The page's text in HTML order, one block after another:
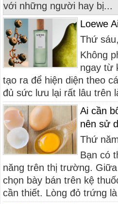
với những người hay bị...
Loewe
Thứ
Không
ngay từ
tạo ra để hiện diện theo
đủ sức lưu lại rất lâu trên
Ai cần
nên sử
Thứ
Bạn có
năng trên thị trường.
chọn bày bán trên kệ
cần thiết. Lòng đỏ trứng